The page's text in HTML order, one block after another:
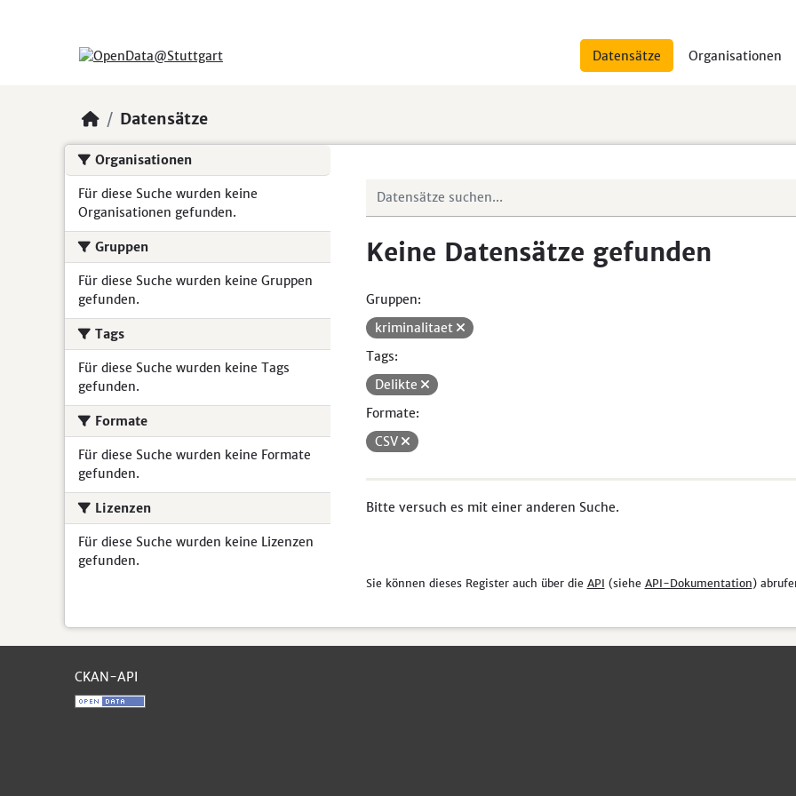
Datensätze Organisationen
Datensätze
Organisationen
Für diese Suche wurden keine
Organisationen gefunden.
Gruppen
Für diese Suche wurden keine Gruppen
gefunden.
Tags
Für diese Suche wurden keine Tags
gefunden.
Formate
Für diese Suche wurden keine Formate
gefunden.
Lizenzen
Für diese Suche wurden keine Lizenzen
gefunden.
Keine Datensätze gefunden
Gruppen:
kriminalitaet
Tags:
Delikte
Formate:
CSV
Bitte versuch es mit einer anderen Suche.
Sie können dieses Register auch über die API (siehe API-Dokumentation)
CKAN-API